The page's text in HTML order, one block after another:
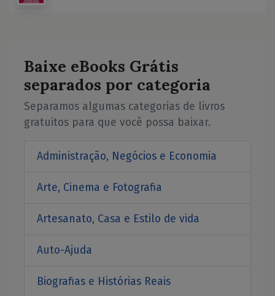
Baixe eBooks Grátis
separados por categoria
Separamos algumas categorias de livros
gratuitos para que você possa baixar.
Administração, Negócios e Economia
Arte, Cinema e Fotografia
Artesanato, Casa e Estilo de vida
Auto-Ajuda
Biografias e Histórias Reais